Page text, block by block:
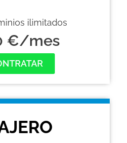
ilimitados
€/mes